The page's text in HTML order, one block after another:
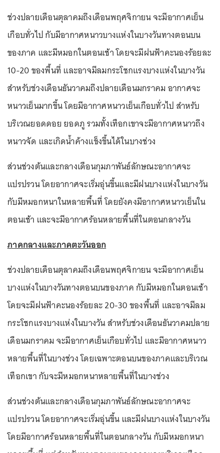
ช่วงปลายเดือนตุลาคมถึงเดือนพฤศจิกายน จะมีอากาศเย็น
เกือบทั่วไป กับมีอากาศหนาวบางแห่งในบางวันทางตอนบน
ของภาค และมีหมอกในตอนเช้า โดยจะมีฝนฟ้าคะนองร้อยละ
10-20 ของพื้นที่ และอาจมีลมกระโชกแรงบางแห่งในบางวัน
สำหรับช่วงเดือนธันวาคมถึงปลายเดือนมกราคม อากาศจะ
หนาวเย็นมากขึ้น โดยมีอากาศหนาวเย็นเกือบทั่วไป สำหรับ
บริเวณยอดดอย ยอดภู รวมทั้งเทือกเขาจะมีอากาศหนาวถึง
หนาวจัด และเกิดน้ำค้างแข็งขึ้นได้ในบางช่วง
ส่วนช่วงต้นและกลางเดือนกุมภาพันธ์ลักษณะอากาศจะ
แปรปรวน โดยอากาศจะเริ่มอุ่นขึ้นและมีฝนบางแห่งในบางวัน
กับมีหมอกหนาในหลายพื้นที่ โดยยังคงมีอากาศหนาวเย็นใน
ตอนเช้า และจะมีอากาศร้อนหลายพื้นที่ในตอนกลางวัน
ภาคกลางและภาคตะวันออก
ช่วงปลายเดือนตุลาคมถึงเดือนพฤศจิกายน จะมีอากาศเย็น
บางแห่งในบางวันทางตอนบนของภาค กับมีหมอกในตอนเช้า
โดยจะมีฝนฟ้าคะนองร้อยละ 20-30 ของพื้นที่ และอาจมีลม
กระโชกแรงบางแห่งในบางวัน สำหรับช่วงเดือนธันวาคมปลาย
เดือนมกราคม จะมีอากาศเย็นเกือบทั่วไป และมีอากาศหนาว
หลายพื้นที่ในบางช่วง โดยเฉพาะตอนบนของภาคและบริเวณ
เทือกเขา กับจะมีหมอกหนาหลายพื้นที่ในบางช่วง
ส่วนช่วงต้นและกลางเดือนกุมภาพันธ์ลักษณะอากาศจะ
แปรปรวน โดยอากาศจะเริ่มอุ่นขึ้น และมีฝนบางแห่งในบางวัน
โดยมีอากาศร้อนหลายพื้นที่ในตอนกลางวัน กับมีหมอกหนา